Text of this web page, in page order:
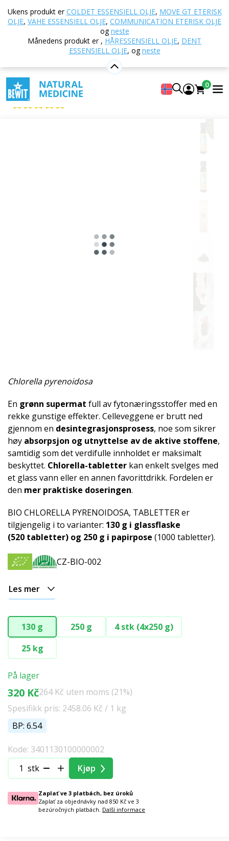
Ukens produkt erCOLDET ESSENSIELL OLJE, MOVE GT ETERISK
OLJE, VAHE ESSENSIELL OLJE, COMMUNICATION ETERISK OLJE
ogneste
Månedens produkt er , HÅRESSENSIELL OLJE, DENT
ESSENSIELL OLJE, ogneste
0
Hjem E-butikk
Kosttilskudd
Chlorella
Chlorella pyrenoidosa -
Chlorella pyrenoidosa - tabletter, BIO
Kosttilskudd
5
Chlorella pyrenoidosa
En grønn supermat full av fytonæringsstoffer med en
rekke gunstige effekter. Celleveggene er brutt ned
gjennom en desintegrasjon­sprosess, noe som sikrer
høy absorpsjon og utnyttelse av de aktive stoffene,
samtidig som det verdifulle innholdet er maksimalt
beskyttet. Chlorella-tabletter kan enkelt svelges med
et glass vann eller en annen favorittdrikk. Fordelen er
den mer praktiske doseringen.
BIO CHLORELLA PYRENOIDOSA, TABLETTER er
tilgjengelig i to varianter: 130 g i glassflaske
(520 tabletter) og 250 g i papirpose (1000 tabletter).
CZ-BIO-002
Les mer
130 g 250 g
4 stk (4x250 g)
25 kg
På lager
320 Kč264 Kč uten moms (21%)
Spesifikk pris: 2458.06 Kč / 1 kg
BP: 6.54
Kode: 3401130100000002
stk
Kjøp
Zaplať ve 3 platbách, bez úroků
Zaplať za objednávky nad 850 Kč ve 3
bezúročných platbách. Další informace